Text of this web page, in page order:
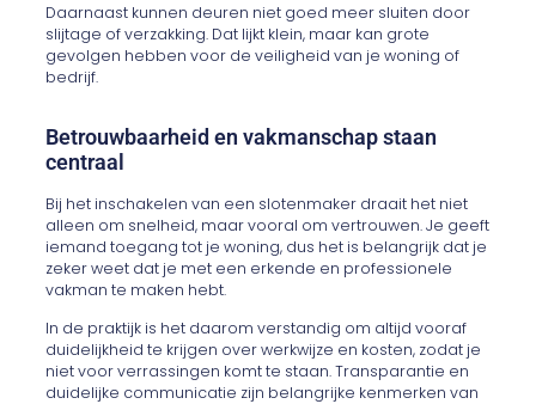
Daarnaast kunnen deuren niet goed meer sluiten door
slijtage of verzakking. Dat lijkt klein, maar kan grote
gevolgen hebben voor de veiligheid van je woning of
bedrijf.
Betrouwbaarheid en vakmanschap staan
centraal
Bij het inschakelen van een slotenmaker draait het niet
alleen om snelheid, maar vooral om vertrouwen. Je geeft
iemand toegang tot je woning, dus het is belangrijk dat je
zeker weet dat je met een erkende en professionele
vakman te maken hebt.
In de praktijk is het daarom verstandig om altijd vooraf
duidelijkheid te krijgen over werkwijze en kosten, zodat je
niet voor verrassingen komt te staan. Transparantie en
duidelijke communicatie zijn belangrijke kenmerken van